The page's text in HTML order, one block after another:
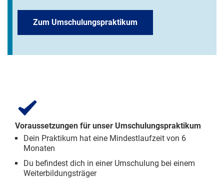
Zum Umschulungspraktikum
Voraussetzungen für unser Umschulungspraktikum
Dein Praktikum hat eine Mindestlaufzeit von 6
Monaten
Du befindest dich in einer Umschulung bei einem
Weiterbildungsträger